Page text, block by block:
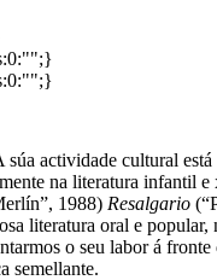
actividade cultural está
na literatura infantil
1988) Resalgario
literatura oral e popular,
o seu labor á fronte
semellante.